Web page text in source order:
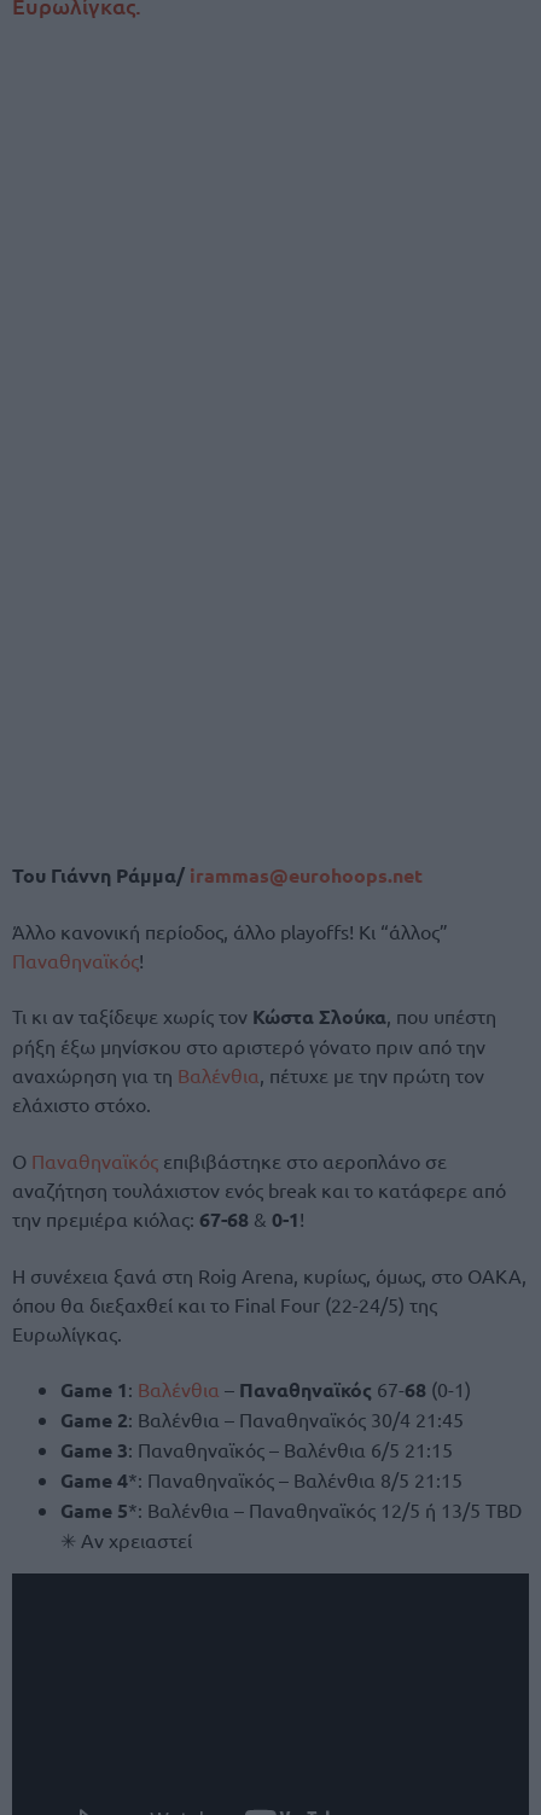
Του Γιάννη Ράμμα/ irammas@eurohoops.net
Άλλο κανονική περίοδος, άλλο playoffs! Κι “άλλος”
Παναθηναϊκός!
Τι κι αν ταξίδεψε χωρίς τον Κώστα Σλούκα, που υπέστη
ρήξη έξω μηνίσκου στο αριστερό γόνατο πριν από την
αναχώρηση για τη Βαλένθια, πέτυχε με την πρώτη τον
ελάχιστο στόχο.
Ο Παναθηναϊκός επιβιβάστηκε στο αεροπλάνο σε
αναζήτηση τουλάχιστον ενός break και το κατάφερε από
την πρεμιέρα κιόλας: 67-68 & 0-1!
Η συνέχεια ξανά στη Roig Arena, κυρίως, όμως, στο ΟΑΚΑ,
όπου θα διεξαχθεί και το Final Four (22-24/5) της
Ευρωλίγκας.
Game 1: Βαλένθια – Παναθηναϊκός 67-68 (0-1)
Game 2: Βαλένθια – Παναθηναϊκός 30/4 21:45
Game 3: Παναθηναϊκός – Βαλένθια 6/5 21:15
Game 4*: Παναθηναϊκός – Βαλένθια 8/5 21:15
Game 5*: Βαλένθια – Παναθηναϊκός 12/5 ή 13/5 TBD
✳ Αν χρειαστεί